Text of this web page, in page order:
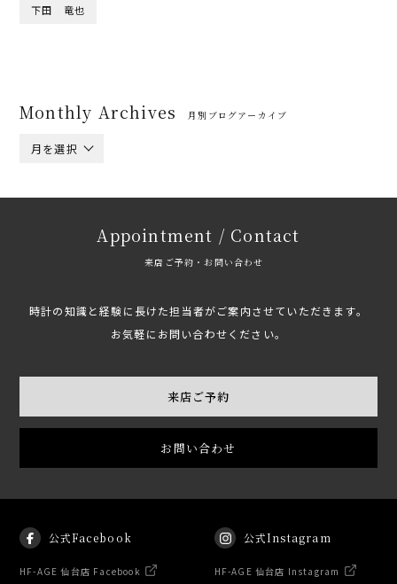
下田 竜也
Monthly Archives 月別ブログアーカイブ
月を選択
Appointment / Contact
来店ご予約・お問い合わせ
時計の知識と経験に長けた担当者がご案内させていただきます。
お気軽にお問い合わせください。
来店ご予約
お問い合わせ
公式Facebook
HF-AGE 仙台店 Facebook
公式Instagram
HF-AGE 仙台店 Instagram